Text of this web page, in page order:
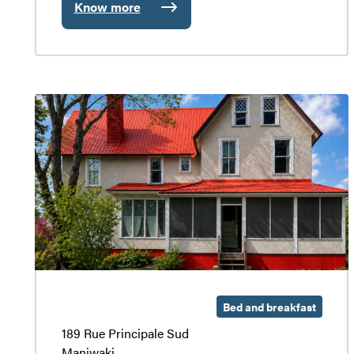
Know more
:
Au
jardin
B&B
Couette
et
café
Le
Gîte
Centenaire
Bed and breakfast
189 Rue Principale Sud